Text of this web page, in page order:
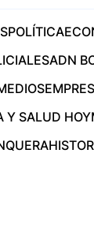
POLÍTICA
ADN
Y SALUD HOY